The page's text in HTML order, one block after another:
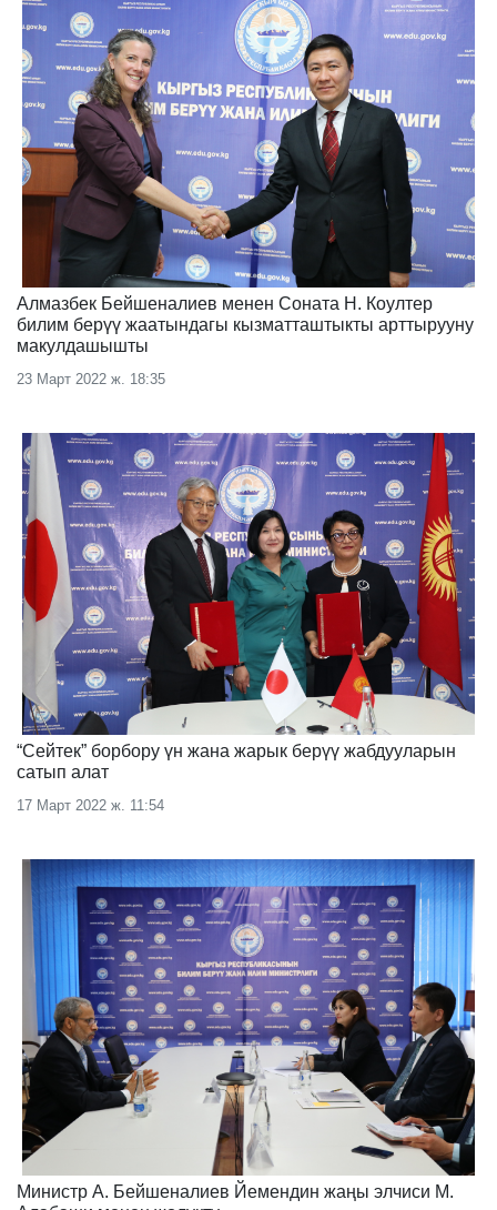
Алмазбек Бейшеналиев менен Соната Н. Коултер
билим берүү жаатындагы кызматташтыкты арттырууну
макулдашышты
23 Март 2022 ж. 18:35
“Сейтек” борбору үн жана жарык берүү жабдууларын
сатып алат
17 Март 2022 ж. 11:54
Министр А. Бейшеналиев Йемендин жаңы элчиси М.